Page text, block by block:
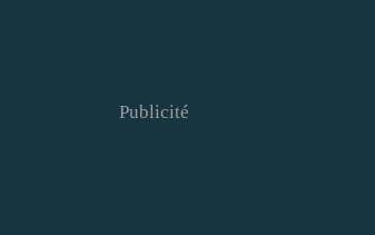
Publicité